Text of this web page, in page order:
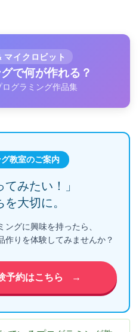
イクロビット
で何が作れる？
グラミング作品集
教室のご案内
てみたい！」
大切に。
グに興味を持ったら、
作りを体験してみませんか？
予約はこちら →